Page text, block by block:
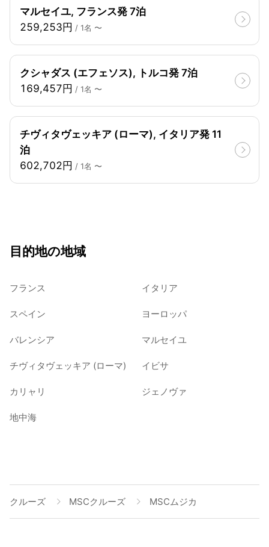
マルセイユ, フランス発 7泊
259,253円 / 1名 〜
クシャダス (エフェソス), トルコ発 7泊
169,457円 / 1名 〜
チヴィタヴェッキア (ローマ), イタリア発 11
泊
602,702円 / 1名 〜
目的地の地域
フランス イタリア
スペイン ヨーロッパ
バレンシア マルセイユ
チヴィタヴェッキア (ローマ) イビサ
カリャリ ジェノヴァ
地中海
クルーズ MSCクルーズ MSCムジカ